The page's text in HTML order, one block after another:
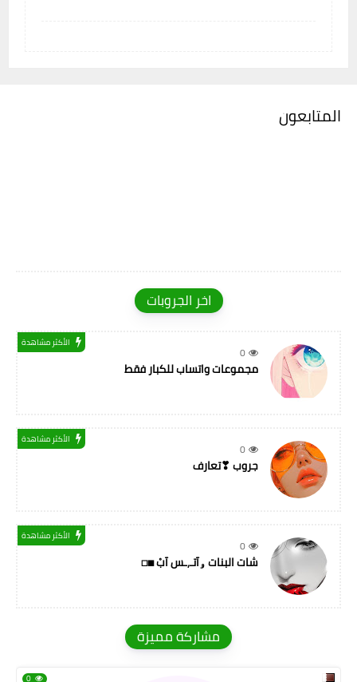
المتابعون
اخر الجروبات
0
الأكثر مشاهدة
مجموعات واتساب للكبار فقط
0
الأكثر مشاهدة
جروب ❣تعارف
0
الأكثر مشاهدة
شات البنات ۅآتـ,ـس آبْ ◼◻
مشاركة مميزة
0